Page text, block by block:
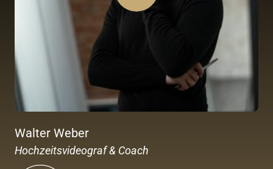
Walter Weber
Hochzeitsvideograf & Coach